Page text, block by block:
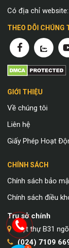
Có địa chỉ
THEO DÕI CHÚNG
GIỚI THIỆU
Về chúng tôi
Liên hệ
Giấy Phép Hoạt
CHÍNH SÁCH
Chính sách bảo
Chính sách điều
Trụ sở chính
Biệt thự B31
(024) 7109